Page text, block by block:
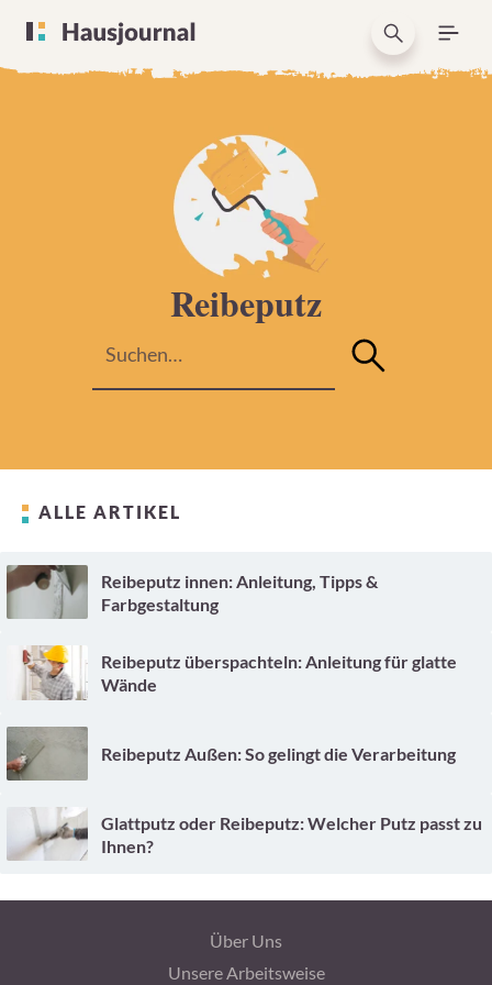
Reibeputz
ALLE ARTIKEL
Reibeputz innen: Anleitung, Tipps &
Farbgestaltung
Reibeputz überspachteln: Anleitung für glatte
Wände
Reibeputz Außen: So gelingt die Verarbeitung
Glattputz oder Reibeputz: Welcher Putz passt zu
Ihnen?
Über Uns
Unsere Arbeitsweise